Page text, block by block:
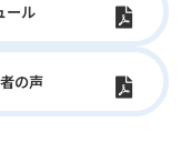
ール
の声